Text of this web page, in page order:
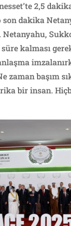
2,5
son dakika
süre kalması
zaman başım
bir insan.